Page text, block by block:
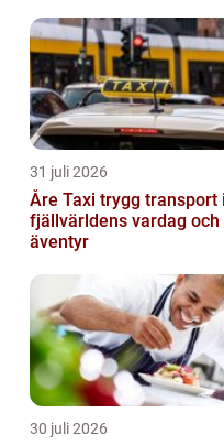
31 juli 2026
Åre Taxi trygg transport i
fjällvärldens vardag och
äventyr
30 juli 2026